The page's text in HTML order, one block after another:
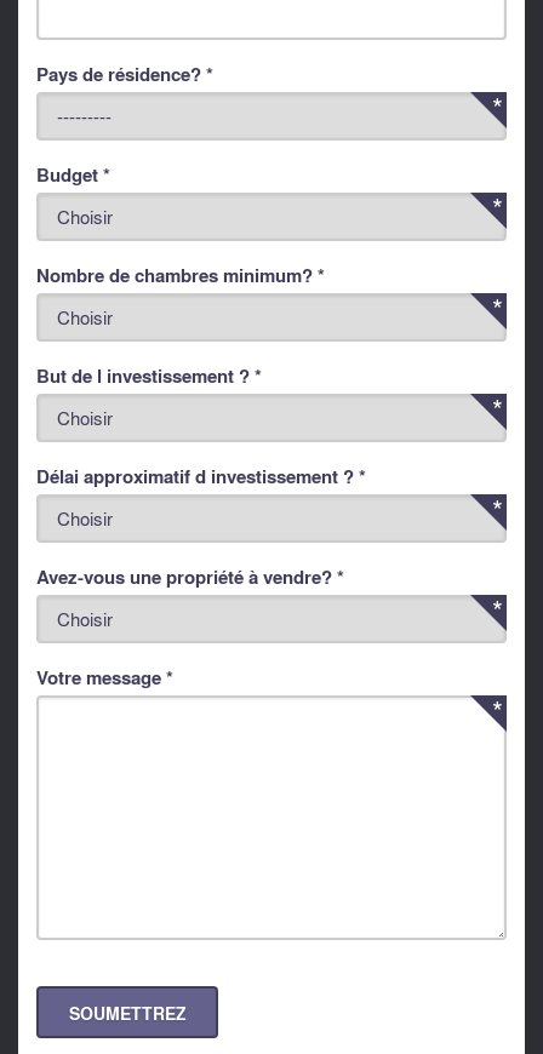
Pays de résidence? *
Budget *
Nombre de chambres minimum? *
But de l investissement ? *
Délai approximatif d investissement ? *
Avez-vous une propriété à vendre? *
Votre message *
SOUMETTREZ